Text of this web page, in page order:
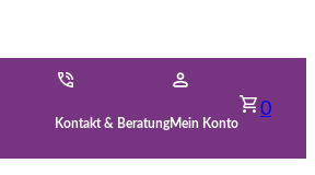
Kontakt & BeratungMein Konto
0